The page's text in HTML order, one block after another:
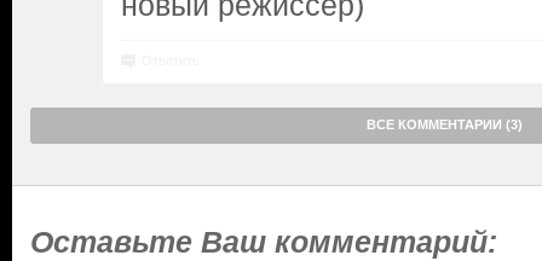
ВСЕ КОММЕНТАРИИ (3)
Оставьте Ваш комментарий: